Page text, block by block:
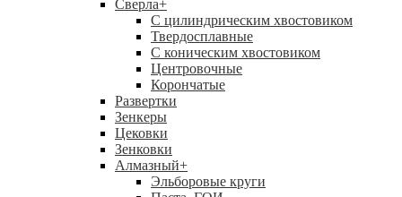
Сверла+
С цилиндрическим хвостовиком
Твердосплавные
С коническим хвостовиком
Центровочные
Корончатые
Развертки
Зенкеры
Цековки
Зенковки
Алмазный+
Эльборовые круги